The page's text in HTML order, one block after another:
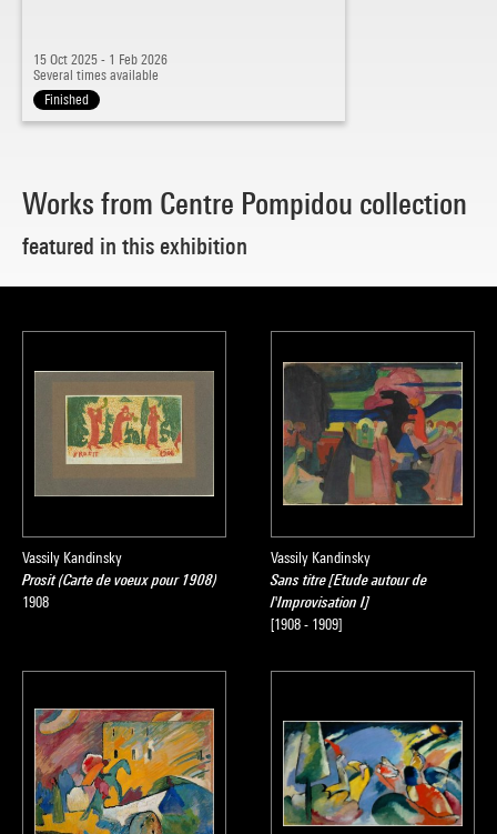
15 Oct 2025 - 1 Feb 2026
Several times available
Finished
Works from Centre Pompidou collection
featured in this exhibition
Vassily Kandinsky
Prosit (Carte de voeux pour 1908)
1908
Vassily Kandinsky
Sans titre [Etude autour de
l'Improvisation I]
[1908 - 1909]